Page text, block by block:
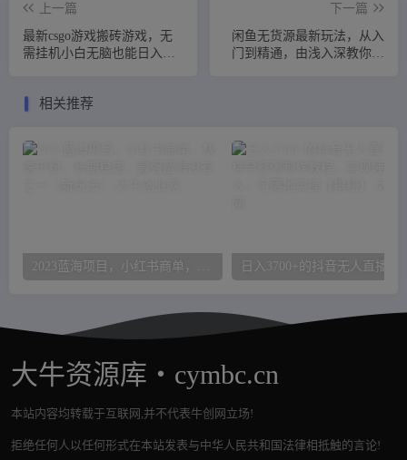
上一篇
最新csgo游戏搬砖游戏，无
需挂机小白无脑也能日入
下一篇
闲鱼无货源最新玩法，从入
门到精通，由浅入深教你怎
相关推荐
大牛资源库・cymbc.cn
本站内容均转载于互联网,并不代表牛创网立场!
拒绝任何人以任何形式在本站发表与中华人民共和国法律相抵触的言论!